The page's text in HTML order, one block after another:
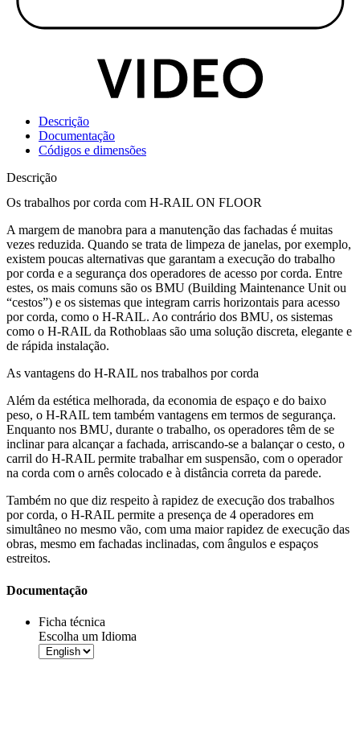
Descrição
Documentação
Códigos e dimensões
Descrição
Os trabalhos por corda com H-RAIL ON FLOOR
A margem de manobra para a manutenção das fachadas é muitas
vezes reduzida. Quando se trata de limpeza de janelas, por exemplo,
existem poucas alternativas que garantam a execução do trabalho
por corda e a segurança dos operadores de acesso por corda. Entre
estes, os mais comuns são os BMU (Building Maintenance Unit ou
“cestos”) e os sistemas que integram carris horizontais para acesso
por corda, como o H-RAIL. Ao contrário dos BMU, os sistemas
como o H-RAIL da Rothoblaas são uma solução discreta, elegante e
de rápida instalação.
As vantagens do H-RAIL nos trabalhos por corda
Além da estética melhorada, da economia de espaço e do baixo
peso, o H-RAIL tem também vantagens em termos de segurança.
Enquanto nos BMU, durante o trabalho, os operadores têm de se
inclinar para alcançar a fachada, arriscando-se a balançar o cesto, o
carril do H-RAIL permite trabalhar em suspensão, com o operador
na corda com o arnês colocado e à distância correta da parede.
Também no que diz respeito à rapidez de execução dos trabalhos
por corda, o H-RAIL permite a presença de 4 operadores em
simultâneo no mesmo vão, com uma maior rapidez de execução das
obras, mesmo em fachadas inclinadas, com ângulos e espaços
estreitos.
Documentação
Ficha técnica
Escolha um Idioma